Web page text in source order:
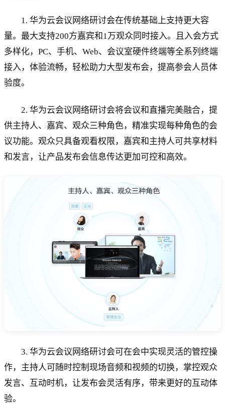
1. 华为云会议网络研讨会在传统基础上支持更大容
量。最大支持200方嘉宾和1万观众同时接入。且入会方式
多样化，PC、手机、Web、会议室硬件终端等全系列终端
接入，体验流畅，轻松助力大型发布会，提高参会人员体
验度。
2. 华为云会议网络研讨会将会议和直播完美融合，提
供主持人、嘉宾、观众三种角色，精准实现每种角色的会
议功能。观众只具备观看权限，嘉宾和主持人可共享材料
和发言，让产品发布会信息传达更加可控和高效。
3. 华为云会议网络研讨会可在会中实现灵活的管控操
作，主持人可随时控制现场音频和视频的切换，掌控观众
发言、互动时机，让发布会灵活有序，带来更好的互动体
验。